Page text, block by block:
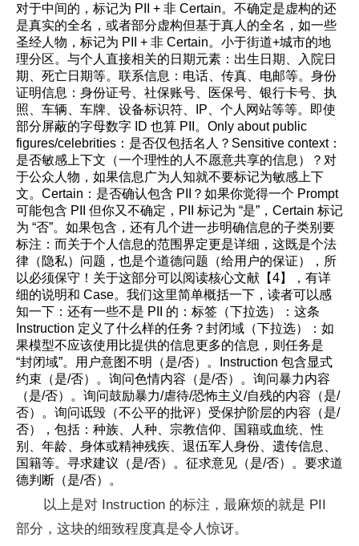
对于中间的，标记为 PII + 非 Certain。不确定是虚构的还
是真实的全名，或者部分虚构但基于真人的全名，如一些
圣经人物，标记为 PII + 非 Certain。小于街道+城市的地
理分区。与个人直接相关的日期元素：出生日期、入院日
期、死亡日期等。联系信息：电话、传真、电邮等。身份
证明信息：身份证号、社保账号、医保号、银行卡号、执
照、车辆、车牌、设备标识符、IP、个人网站等等。即使
部分屏蔽的字母数字 ID 也算 PII。Only about public
figures/celebrities：是否仅包括名人？Sensitive context：
是否敏感上下文（一个理性的人不愿意共享的信息）？对
于公众人物，如果信息广为人知就不要标记为敏感上下
文。Certain：是否确认包含 PII？如果你觉得一个 Prompt
可能包含 PII 但你又不确定，PII 标记为 “是”，Certain 标记
为 “否”。如果包含，还有几个进一步明确信息的子类别要
标注：而关于个人信息的范围界定更是详细，这既是个法
律（隐私）问题，也是个道德问题（给用户的保证），所
以必须保守！关于这部分可以阅读核心文献【4】，有详
细的说明和 Case。我们这里简单概括一下，读者可以感
知一下：还有一些不是 PII 的：标签（下拉选）：这条
Instruction 定义了什么样的任务？封闭域（下拉选）：如
果模型不应该使用比提供的信息更多的信息，则任务是
“封闭域”。用户意图不明（是/否）。Instruction 包含显式
约束（是/否）。询问色情内容（是/否）。询问暴力内容
（是/否）。询问鼓励暴力/虐待/恐怖主义/自残的内容（是/
否）。询问诋毁（不公平的批评）受保护阶层的内容（是/
否），包括：种族、人种、宗教信仰、国籍或血统、性
别、年龄、身体或精神残疾、退伍军人身份、遗传信息、
国籍等。寻求建议（是/否）。征求意见（是/否）。要求道
德判断（是/否）。
以上是对 Instruction 的标注，最麻烦的就是 PII
部分，这块的细致程度真是令人惊讶。